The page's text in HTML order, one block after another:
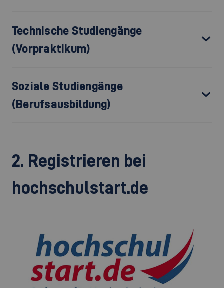
Technische Studiengänge
(Vorpraktikum)
Soziale Studiengänge
(Berufsausbildung)
2. Registrieren bei
hochschulstart.de